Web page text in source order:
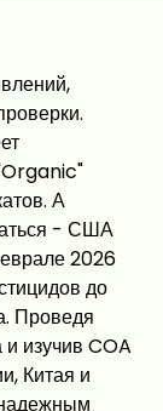
А
- США
2026
до
Проведя
и изучив COA
Китая и